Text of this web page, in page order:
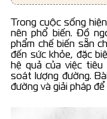
Trong cuộc sống
nên phổ biến. Đồ
phẩm chế biến sẵn
đến sức khỏe, đặc
hệ quả của việc tiêu
soát lượng đường.
đường và giải pháp để